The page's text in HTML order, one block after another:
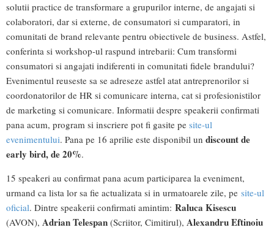
solutii practice de transformare a grupurilor interne, de angajati si
colaboratori, dar si externe, de consumatori si cumparatori, in
comunitati de brand relevante pentru obiectivele de business. Astfel,
conferinta si workshop-ul raspund intrebarii: Cum transformi
consumatori si angajati indiferenti in comunitati fidele brandului?
Evenimentul reuseste sa se adreseze astfel atat antreprenorilor si
coordonatorilor de HR si comunicare interna, cat si profesionistilor
de marketing si comunicare. Informatii despre speakerii confirmati
pana acum, program si inscriere pot fi gasite pe site-ul
evenimentului. Pana pe 16 aprilie este disponibil un discount de
early bird, de 20%.
15 speakeri au confirmat pana acum participarea la eveniment,
urmand ca lista lor sa fie actualizata si in urmatoarele zile, pe site-ul
oficial. Dintre speakerii confirmati amintim: Raluca Kisescu
(AVON), Adrian Telespan (Scriitor, Cimitirul), Alexandru Eftinoiu